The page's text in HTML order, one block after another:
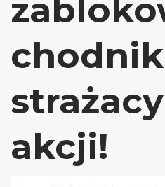
chodnik
akcji!